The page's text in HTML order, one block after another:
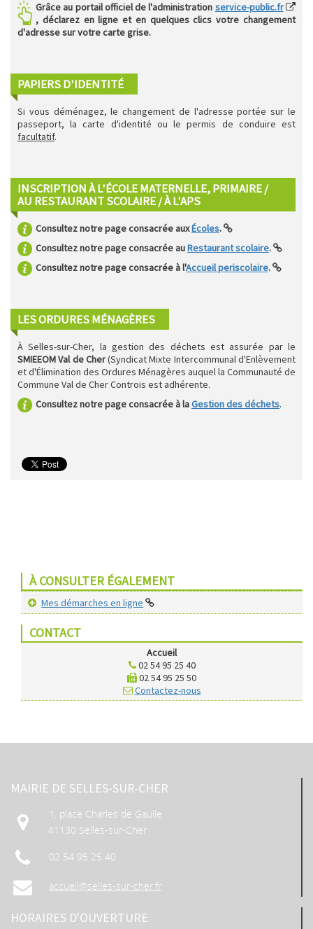
Grâce au portail officiel de l'administration service-public.fr
, déclarez en ligne et en quelques clics votre changement
d'adresse sur votre carte grise.
PAPIERS D'IDENTITÉ
Si vous déménagez, le changement de l'adresse portée sur le
passeport, la carte d'identité ou le permis de conduire est
facultatif.
INSCRIPTION À L'ÉCOLE MATERNELLE, PRIMAIRE /
AU RESTAURANT SCOLAIRE / À L'APS
Consultez notre page consacrée auxÉcoles.
Consultez notre page consacrée auRestaurant scolaire.
Consultez notre page consacrée à l'Accueil periscolaire.
LES ORDURES MÉNAGÈRES
À Selles-sur-Cher, la gestion des déchets est assurée par le
SMIEEOM Val de Cher(Syndicat Mixte Intercommunal d'Enlèvement
et d'Élimination des Ordures Ménagères auquel la Communauté de
Commune Val de Cher Controis est adhérente.
Consultez notre page consacrée à laGestion des déchets.
À CONSULTER ÉGALEMENT
Mes démarches en ligne
CONTACT
Accueil
02 54 95 25 40
02 54 95 25 50
Contactez-nous
MAIRIE DE SELLES-SUR-CHER
1, place Charles de Gaulle
41130 Selles-sur-Cher
02 54 95 25 40
accueil@selles-sur-cher.fr
HORAIRES D'OUVERTURE